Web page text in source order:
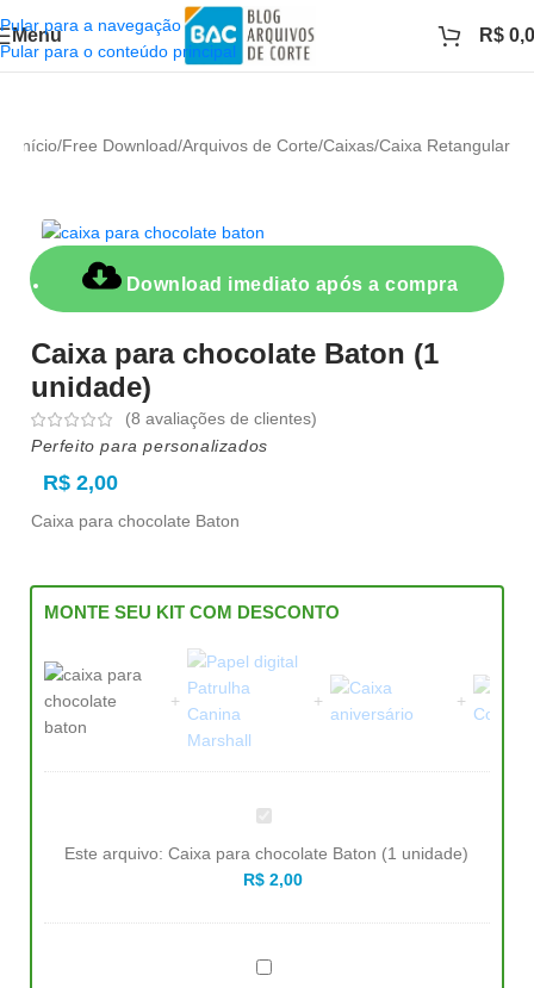
Pular para a navegação
Pular para o conteúdo principal
Menu R$
Início/Free Download/Arquivos de Corte/Caixas/Caixa Retangular
Download imediato após a compra
Caixa para chocolate Baton (1
unidade)
(8 avaliações de clientes)
Perfeito para personalizados
R$ 2,00
Caixa para chocolate Baton
MONTE SEU KIT COM DESCONTO
Caixa
para
Baton
(1
unidade)
Este arquivo:Caixa para chocolate Baton (1 unidade)
R$2,00
Papel
digital